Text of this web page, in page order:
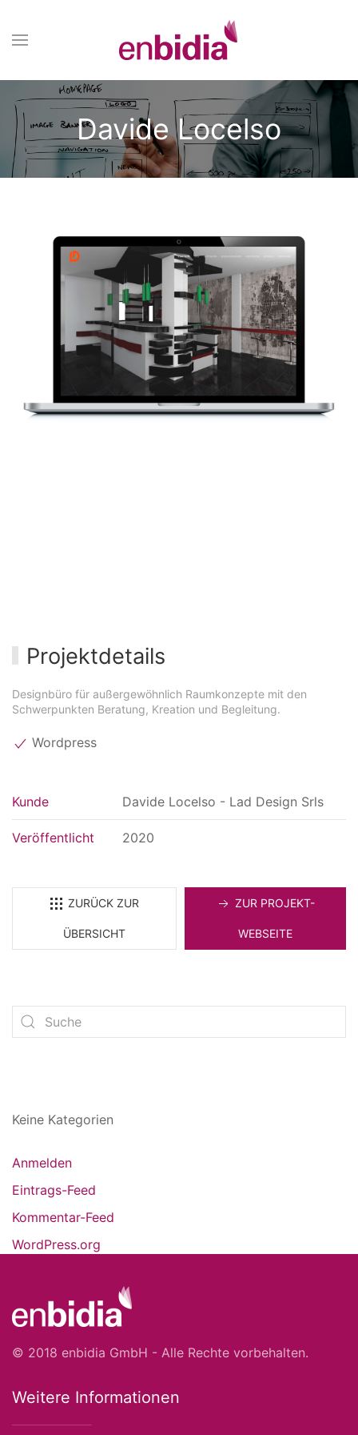
Davide Locelso
Projektdetails
Designbüro für außergewöhnlich Raumkonzepte mit den
Schwerpunkten Beratung, Kreation und Begleitung.
Wordpress
Kunde Davide Locelso - Lad Design Srls
Veröffentlicht 2020
ZURÜCK ZUR
ÜBERSICHT
ZUR PROJEKT-
WEBSEITE
Keine Kategorien
Anmelden
Eintrags-Feed
Kommentar-Feed
WordPress.org
© 2018 enbidia GmbH - Alle Rechte vorbehalten.
Weitere Informationen